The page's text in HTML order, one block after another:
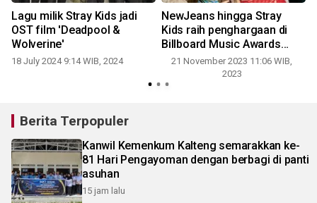
Lagu milik Stray Kids jadi
OST film 'Deadpool &
Wolverine'
18 July 2024 9:14 WIB, 2024
NewJeans hingga Stray
Kids raih penghargaan di
Billboard Music Awards
2023
21 November 2023 11:06 WIB,
2023
Berita Terpopuler
Kanwil Kemenkum Kalteng semarakkan ke-
81 Hari Pengayoman dengan berbagi di panti
asuhan
15 jam lalu